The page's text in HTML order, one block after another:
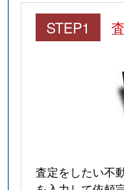
STEP1
査定をしたい不